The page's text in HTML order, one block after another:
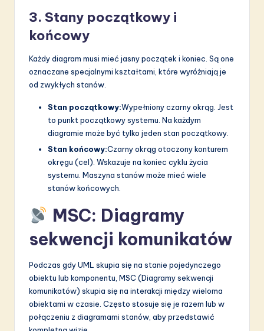
3. Stany początkowy i
końcowy
Każdy diagram musi mieć jasny początek i koniec. Są one
oznaczane specjalnymi kształtami, które wyróżniają je
od zwykłych stanów.
Stan początkowy:Wypełniony czarny okrąg. Jest
to punkt początkowy systemu. Na każdym
diagramie może być tylko jeden stan początkowy.
Stan końcowy:Czarny okrąg otoczony konturem
okręgu (cel). Wskazuje na koniec cyklu życia
systemu. Maszyna stanów może mieć wiele
stanów końcowych.
MSC: Diagramy
sekwencji komunikatów
Podczas gdy UML skupia się na stanie pojedynczego
obiektu lub komponentu, MSC (Diagramy sekwencji
komunikatów) skupia się na interakcji między wieloma
obiektami w czasie. Często stosuje się je razem lub w
połączeniu z diagramami stanów, aby przedstawić